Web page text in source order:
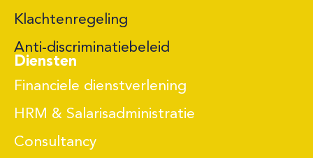
Klachtenregeling
Anti-discriminatiebeleid
Diensten
Financiele dienstverlening
HRM & Salarisadministratie
Consultancy